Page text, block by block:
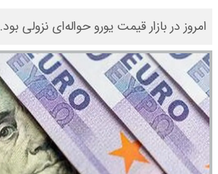
امروز در بازار قیمت یورو حواله‌ای نزولی بود.